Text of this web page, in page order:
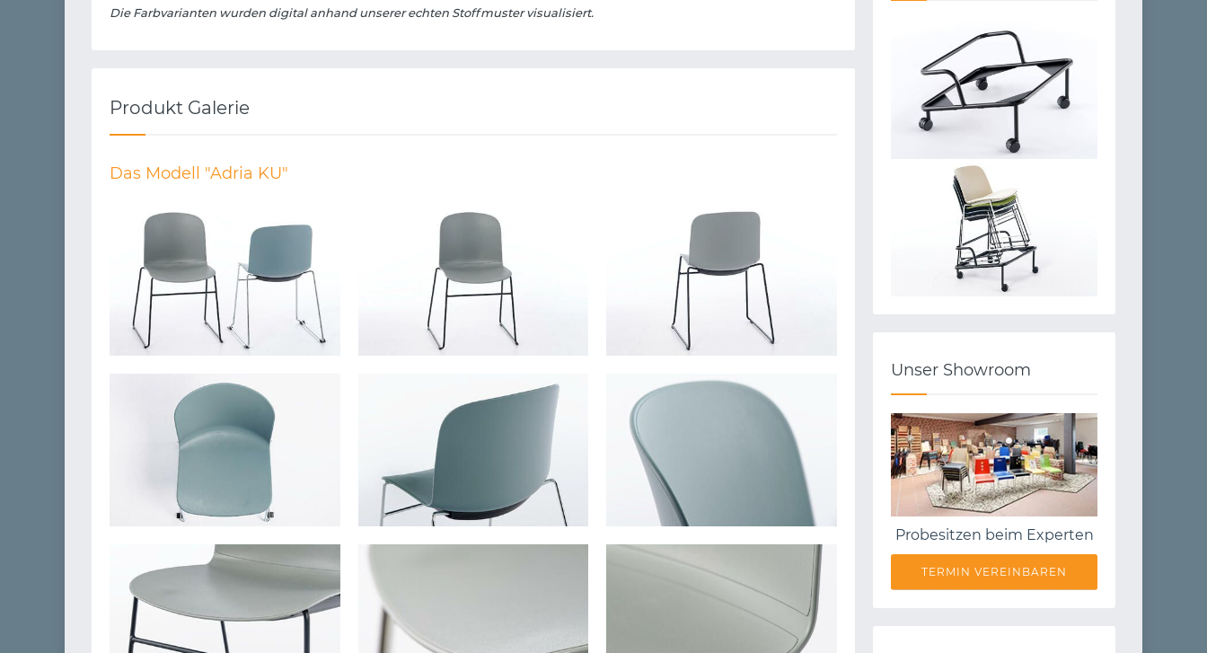
Die Farbvarianten wurden digital anhand unserer echten Stoffmuster visualisiert.
Produkt Galerie
Das Modell "Adria KU"
Unser Showroom
Probesitzen beim Experten
TERMIN VEREINBAREN